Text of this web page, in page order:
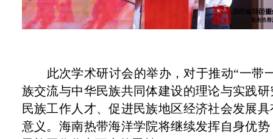
此次学术研讨会的举办 ， 对于推动“一带
族交流与中华民族共同体建设的理论与实践研
民族工作人才、促进民族地区经济社会发展
意义。海南热带海洋学院将继续发挥自身优